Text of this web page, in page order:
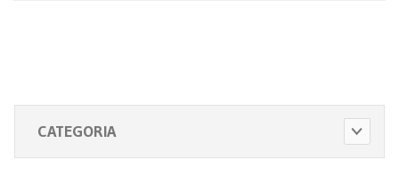
CATEGORIA